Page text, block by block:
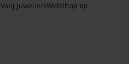
Volg JuweliersWebshop op